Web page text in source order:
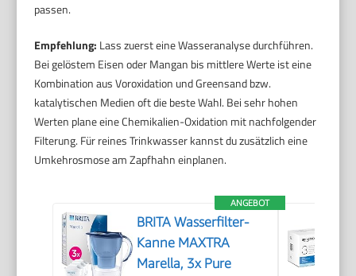
passen.
Empfehlung: Lass zuerst eine Wasseranalyse durchführen.
Bei gelöstem Eisen oder Mangan bis mittlere Werte ist eine
Kombination aus Voroxidation und Greensand bzw.
katalytischen Medien oft die beste Wahl. Bei sehr hohen
Werten plane eine Chemikalien-Oxidation mit nachfolgender
Filterung. Für reines Trinkwasser kannst du zusätzlich eine
Umkehrosmose am Zapfhahn einplanen.
ANGEBOT
BRITA Wasserfilter-
Kanne MAXTRA
Marella, 3x Pure